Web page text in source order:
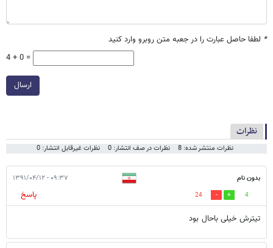
* لطفا حاصل عبارت را در جعبه متن روبرو وارد کنید
4 + 0 =
ارسال
نظرات
نظرات منتشر شده: 8 نظرات در صف انتشار: 0 نظرات غیرقابل انتشار: 0
بدون نام ۰۹:۳۷ - ۱۳۹۱/۰۴/۱۲
4
24
پاسخ
تیترش خیلی باحال بود